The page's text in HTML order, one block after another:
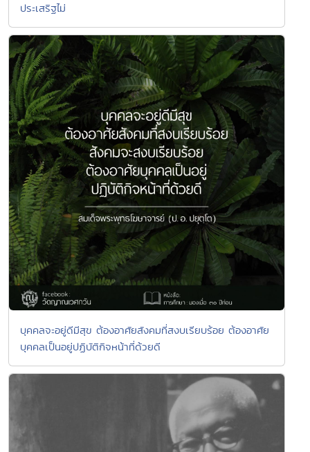
ประเสริฐไม่
บุคคลจะอยู่ดีมีสุข ต้องอาศัยสังคมที่สงบเรียบร้อย ต้องอาศัย
บุคคลเป็นอยู่ปฏิบัติกิจหน้าที่ด้วยดี